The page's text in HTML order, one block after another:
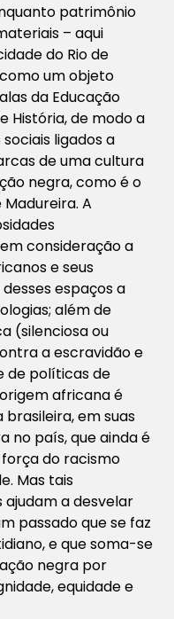
patrimônio
– aqui
do Rio de
um objeto
da Educação
História, de modo a
ligados a
de uma cultura
negra, como é o
A
consideração a
e seus
espaços a
além de
(silenciosa ou
a escravidão e
de políticas de
africana é
em suas
no país, que ainda é
do racismo
Mas tais
ajudam a desvelar
passado que se faz
e que soma-se
negra por
equidade e